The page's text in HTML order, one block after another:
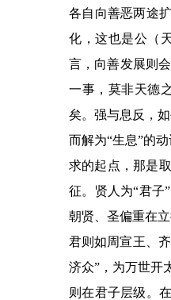
各自向善恶两途
化，这也是公（
言，向善发展则
一事，莫非天德
矣。强与息反，
而解为“生息”的
求的起点，那是
征。贤人为“君子”
朝贤、圣偏重在
君则如周宣王、
济众” ，为万世
则在君子层级。